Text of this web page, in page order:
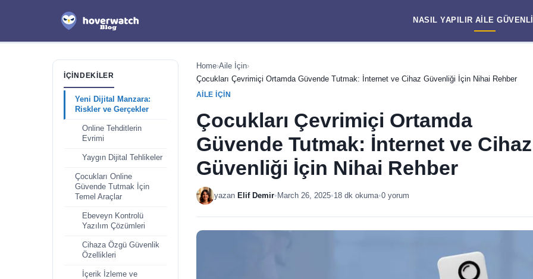
NASIL YAPILIR AILE
İÇINDEKILER
Yeni Dijital Manzara:
Riskler ve Gerçekler
Online Tehditlerin
Evrimi
Yaygın Dijital Tehlikeler
Çocukları Online
Güvende Tutmak İçin
Temel Araçlar
Ebeveyn Kontrolü
Yazılım Çözümleri
Cihaza Özgü Güvenlik
Özellikleri
İçerik İzleme ve
Home›Aile İçin›
Çocukları Çevrimiçi Ortamda Güvende Tutmak: İnternet ve Cihaz Güvenliği İçin Nihai Rehber
AILE İÇIN
Çocukları Çevrimiçi Ortamda
Güvende Tutmak: İnternet ve Cihaz
Güvenliği İçin Nihai Rehber
yazan Elif Demir• March 26, 2025•18 dk okuma•0 yorum